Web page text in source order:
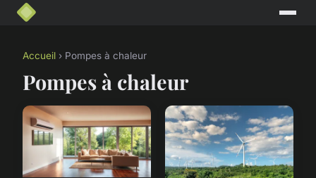
Accueil › Pompes à chaleur
Pompes à chaleur